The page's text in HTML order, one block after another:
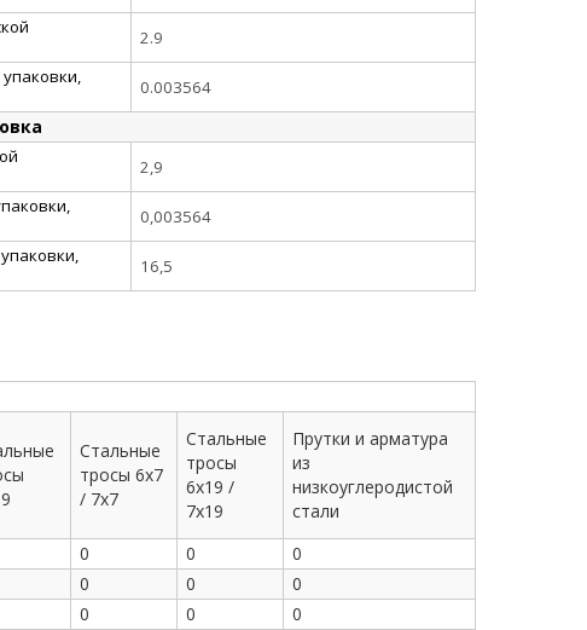
2.9
0.003564
2,9
0,003564
16,5
Стальные
тросы 6x7
/ 7x7
Стальные
тросы
6x19 /
7x19
Прутки и арматура
из
низкоуглеродистой
стали
0 0
0
0 0
0
0 0
0